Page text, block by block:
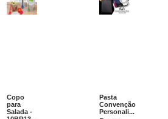
Copo
para
Salada -
Pasta
Convenção
Personali...